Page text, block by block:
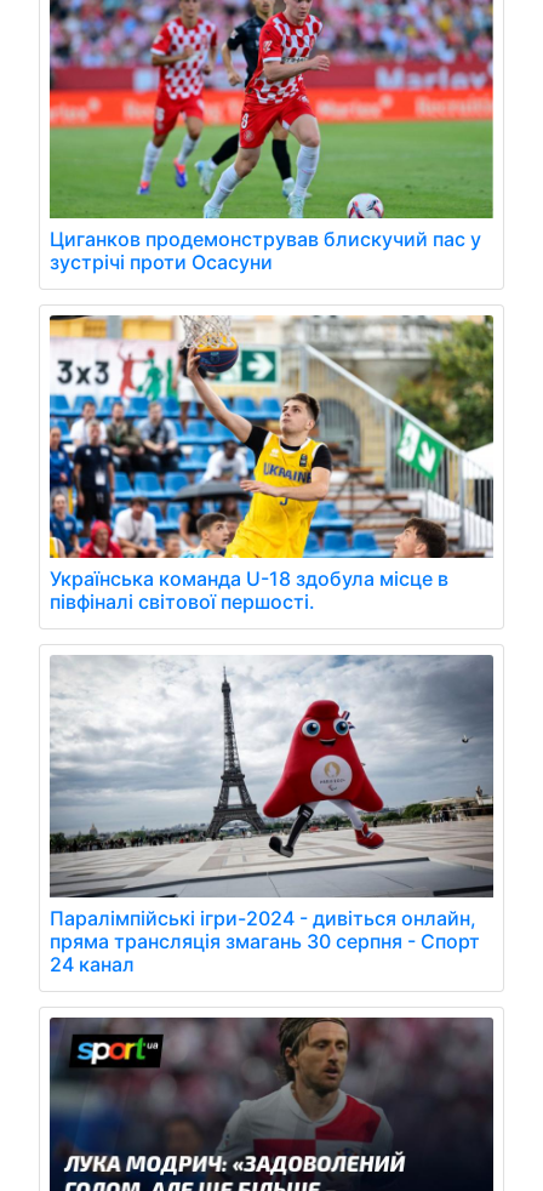
Циганков продемонстрував блискучий пас у
зустрічі проти Осасуни
Українська команда U-18 здобула місце в
півфіналі світової першості.
Паралімпійські ігри-2024 - дивіться онлайн,
пряма трансляція змагань 30 серпня - Спорт
24 канал